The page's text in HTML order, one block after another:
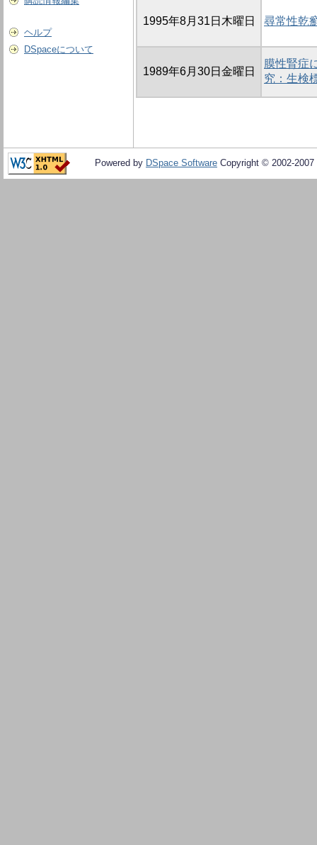
ヘルプ
DSpaceについて
1995年8月31日木曜日 尋常性乾
1989年6月30日金曜日
膜性腎症
究：生検
Powered by DSpace Software Copyright © 2002-2007